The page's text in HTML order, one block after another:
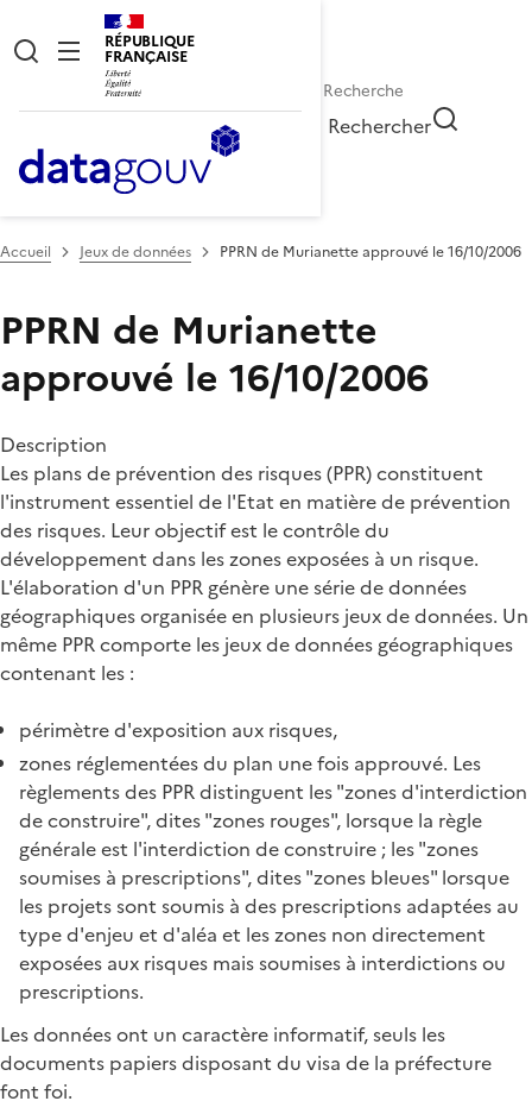
RÉPUBLIQUE
FRANÇAISE
Rechercher
Accueil Jeux de données PPRN de Murianette approuvé le 16/10/2006
PPRN de Murianette
approuvé le 16/10/2006
Description
Les plans de prévention des risques (PPR) constituent
l'instrument essentiel de l'Etat en matière de prévention
des risques. Leur objectif est le contrôle du
développement dans les zones exposées à un risque.
L'élaboration d'un PPR génère une série de données
géographiques organisée en plusieurs jeux de données. Un
même PPR comporte les jeux de données géographiques
contenant les :
périmètre d'exposition aux risques,
zones réglementées du plan une fois approuvé. Les
règlements des PPR distinguent les "zones d'interdiction
de construire", dites "zones rouges", lorsque la règle
générale est l'interdiction de construire ; les "zones
soumises à prescriptions", dites "zones bleues" lorsque
les projets sont soumis à des prescriptions adaptées au
type d'enjeu et d'aléa et les zones non directement
exposées aux risques mais soumises à interdictions ou
prescriptions.
Les données ont un caractère informatif, seuls les
documents papiers disposant du visa de la préfecture
font foi.